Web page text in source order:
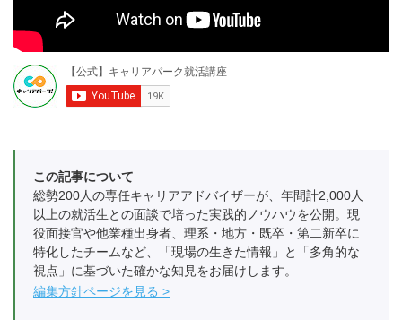
この記事について
総勢200人の専任キャリアアドバイザーが、年間計2,000人
以上の就活生との面談で培った実践的ノウハウを公開。現
役面接官や他業種出身者、理系・地方・既卒・第二新卒に
特化したチームなど、「現場の生きた情報」と「多角的な
視点」に基づいた確かな知見をお届けします。
編集方針ページを見る